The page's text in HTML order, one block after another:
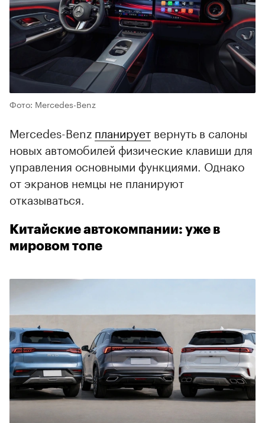
Фото: Mercedes-Benz
Mercedes-Benz планирует вернуть в салоны
новых автомобилей физические клавиши для
управления основными функциями. Однако
от экранов немцы не планируют
отказываться.
Китайские автокомпании: уже в
мировом топе